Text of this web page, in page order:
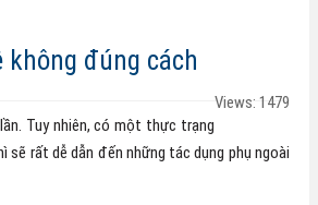
đúng cách
Views: 1479
Tuy nhiên, có một thực trạng
sẽ rất dễ dẫn đến những tác dụng phụ ngoài